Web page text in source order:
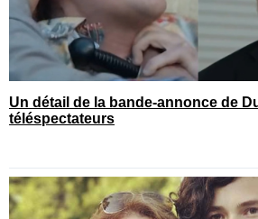
Un détail de la bande-annonce de
téléspectateurs